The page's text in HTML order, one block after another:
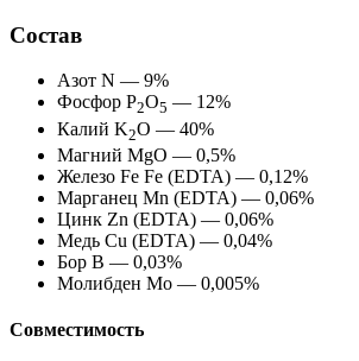
Состав
Азот N — 9%
Фосфор P2O5 — 12%
Калий K2O — 40%
Магний MgO — 0,5%
Железо Fe Fe (EDTA) — 0,12%
Марганец Mn (EDTA) — 0,06%
Цинк Zn (EDTA) — 0,06%
Медь Cu (EDTA) — 0,04%
Бор B — 0,03%
Молибден Mo — 0,005%
Совместимость